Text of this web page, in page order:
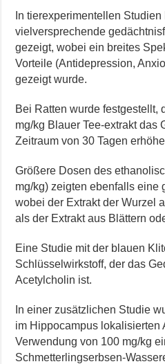
In tierexperimentellen Studien
vielversprechende
gezeigt, wobei ein breites
Vorteile (Antidepression,
gezeigt wurde.
Bei Ratten wurde festgestellt,
mg/kg Blauer Tee-extrakt das
Zeitraum von 30 Tagen
Größere Dosen des
mg/kg) zeigten ebenfalls eine
wobei der Extrakt der Wurzel
als der Extrakt aus Blättern
Eine Studie mit der blauen
Schlüsselwirkstoff, der das
Acetylcholin ist.
In einer zusätzlichen Studie
im Hippocampus lokalisierten
Verwendung von 100 mg/kg
Schmetterlingserbsen-